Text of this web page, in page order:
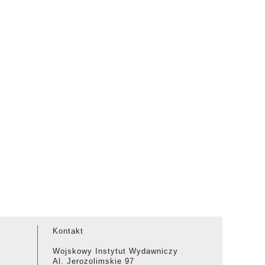
Kontakt
Wojskowy Instytut Wydawniczy
Al. Jerozolimskie 97